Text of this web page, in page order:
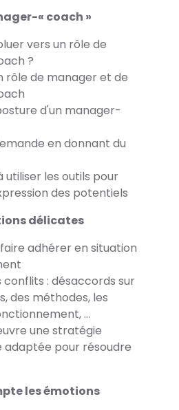
« coach »
vers un rôle de
?
rôle de manager et de
d'un manager-
en donnant du
utiliser les outils pour
des potentiels
délicates
adhérer en situation
: désaccords sur
des méthodes, les
…
une stratégie
adaptée pour résoudre
les émotions